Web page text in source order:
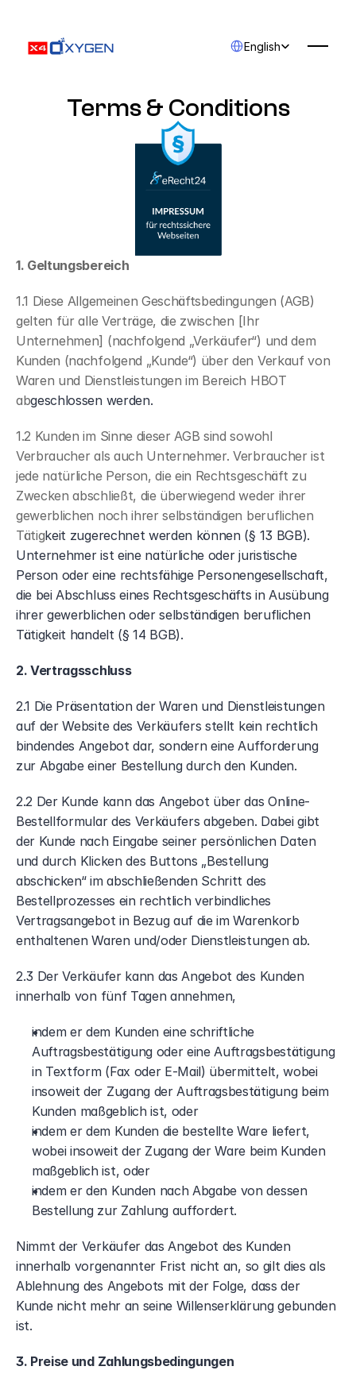
English
Terms & Conditions
1. Geltungsbereich
1.1 Diese Allgemeinen Geschäftsbedingungen (AGB)
gelten für alle Verträge, die zwischen [Ihr
Unternehmen] (nachfolgend „Verkäufer“) und dem
Kunden (nachfolgend „Kunde“) über den Verkauf von
Waren und Dienstleistungen im Bereich HBOT
abgeschlossen werden.
1.2 Kunden im Sinne dieser AGB sind sowohl
Verbraucher als auch Unternehmer. Verbraucher ist
jede natürliche Person, die ein Rechtsgeschäft zu
Zwecken abschließt, die überwiegend weder ihrer
gewerblichen noch ihrer selbständigen beruflichen
Tätigkeit zugerechnet werden können (§ 13 BGB).
Unternehmer ist eine natürliche oder juristische
Person oder eine rechtsfähige Personengesellschaft,
die bei Abschluss eines Rechtsgeschäfts in Ausübung
ihrer gewerblichen oder selbständigen beruflichen
Tätigkeit handelt (§ 14 BGB).
2. Vertragsschluss
2.1 Die Präsentation der Waren und Dienstleistungen
auf der Website des Verkäufers stellt kein rechtlich
bindendes Angebot dar, sondern eine Aufforderung
zur Abgabe einer Bestellung durch den Kunden.
2.2 Der Kunde kann das Angebot über das Online-
Bestellformular des Verkäufers abgeben. Dabei gibt
der Kunde nach Eingabe seiner persönlichen Daten
und durch Klicken des Buttons „Bestellung
abschicken“ im abschließenden Schritt des
Bestellprozesses ein rechtlich verbindliches
Vertragsangebot in Bezug auf die im Warenkorb
enthaltenen Waren und/oder Dienstleistungen ab.
2.3 Der Verkäufer kann das Angebot des Kunden
innerhalb von fünf Tagen annehmen,
indem er dem Kunden eine schriftliche
Auftragsbestätigung oder eine Auftragsbestätigung
in Textform (Fax oder E-Mail) übermittelt, wobei
insoweit der Zugang der Auftragsbestätigung beim
Kunden maßgeblich ist, oder
indem er dem Kunden die bestellte Ware liefert,
wobei insoweit der Zugang der Ware beim Kunden
maßgeblich ist, oder
indem er den Kunden nach Abgabe von dessen
Bestellung zur Zahlung auffordert.
Nimmt der Verkäufer das Angebot des Kunden
innerhalb vorgenannter Frist nicht an, so gilt dies als
Ablehnung des Angebots mit der Folge, dass der
Kunde nicht mehr an seine Willenserklärung gebunden
ist.
3. Preise und Zahlungsbedingungen